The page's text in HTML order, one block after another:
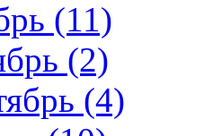
(11)
(2)
(4)